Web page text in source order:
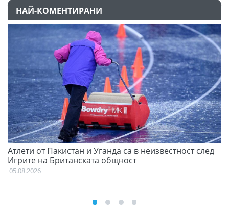
НАЙ-КОМЕНТИРАНИ
Атлети от Пакистан и Уганда са в неизвестност след
Игрите на Британската общност
05.08.2026